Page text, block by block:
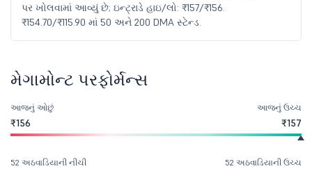
પર ખોલવામાં આવ્યું છે; ઇન્ટ્રાડે હાઇ/લો: ₹157/₹156.
₹154.70/₹115.90 માં 50 અને 200 DMA સ્ટેન્ડ.
મેગામોન્ટ પરફોર્મન્સ
આજનું ઓછું
₹156
આજનું ઉચ્ચ
₹157
52 અઠવાડિયાની નીચી 52 અઠવાડિયાની ઉચ્ચ